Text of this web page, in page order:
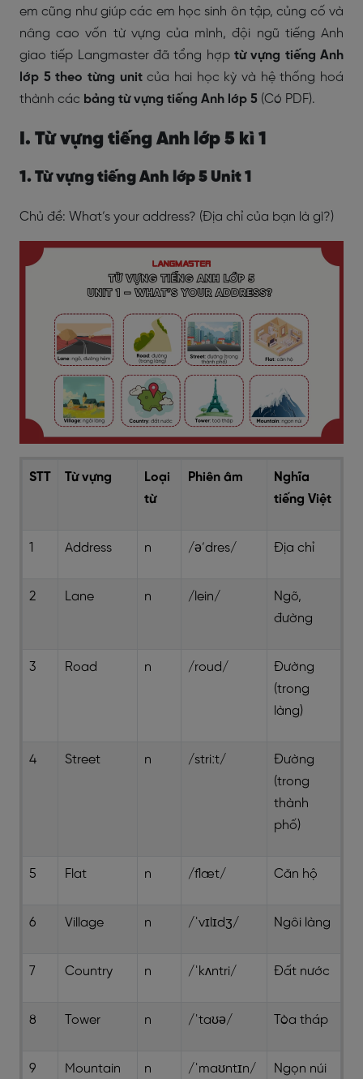
em cũng như giúp các em học sinh ôn tập, củng cố và
nâng cao vốn từ vựng của mình, đội ngũ tiếng Anh
giao tiếp Langmaster đã tổng hợp từ vựng tiếng Anh
lớp 5 theo từng unitcủa hai học kỳ và hệ thống hoá
thành các bảng từ vựng tiếng Anh lớp 5 (Có PDF).
I. Từ vựng tiếng Anh lớp 5 kì 1
1. Từ vựng tiếng Anh lớp 5 Unit 1
Chủ đề: What’s your address? (Địa chỉ của bạn là gì?)
STT Từ vựng
Loại
từ
Phiên âm
Nghĩa
tiếng Việt
1 Address n /ə’dres/ Địa chỉ
2 Lane n /lein/
Ngõ,
đường
3 Road n /roud/
Đường
(trong
làng)
4 Street n /striːt/
Đường
(trong
thành
phố)
5 Flat n /flæt/ Căn hộ
6 Village n /ˈvɪlɪdʒ/ Ngôi làng
7 Country n /ˈkʌntri/ Đất nước
8 Tower n /ˈtaʊə/ Tòa tháp
9 Mountain n /ˈmaʊntɪn/ Ngọn núi